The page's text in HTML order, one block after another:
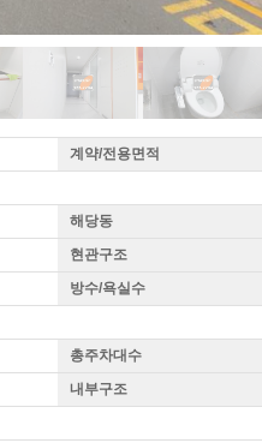
계약/전용면적
해당동
현관구조
방수/욕실수
총주차대수
내부구조